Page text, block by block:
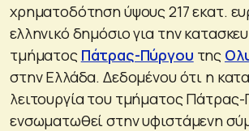
χρηματοδότηση ύψους 217 εκατ.
ελληνικό δημόσιο για την
τμήματος Πάτρας-Πύργου της
στην Ελλάδα. Δεδομένου ότι η
λειτουργία του τμήματος
ενσωματωθεί στην υφιστάμενη